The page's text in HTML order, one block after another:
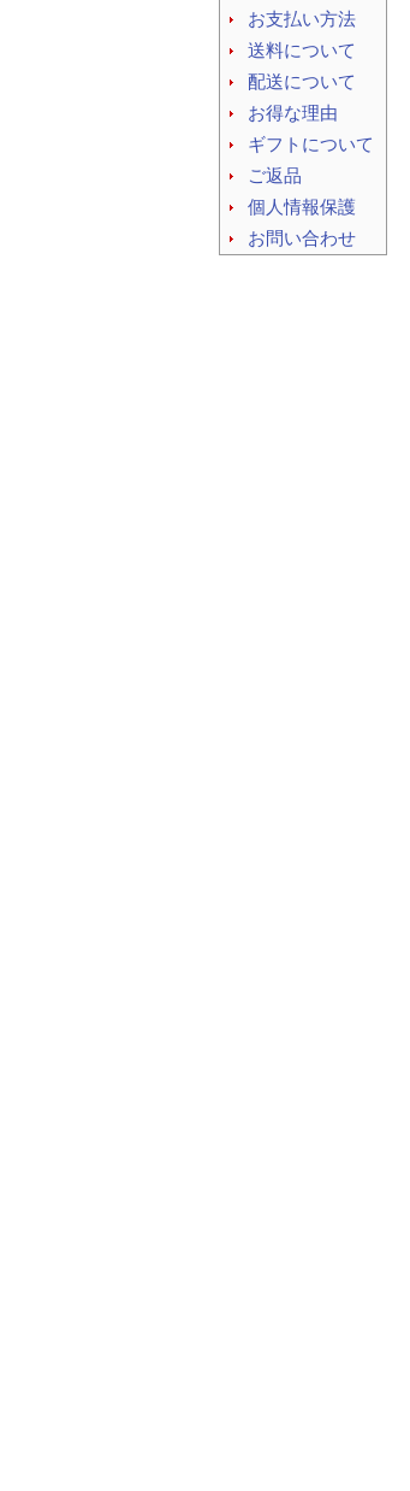
お支払い方法
送料について
配送について
お得な理由
ギフトについて
ご返品
個人情報保護
お問い合わせ